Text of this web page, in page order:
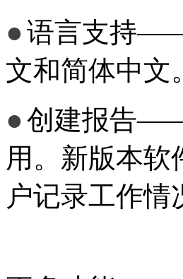
●语言支持
文和简体中文。
●创建报告——
用。新版本软
户记录工作情